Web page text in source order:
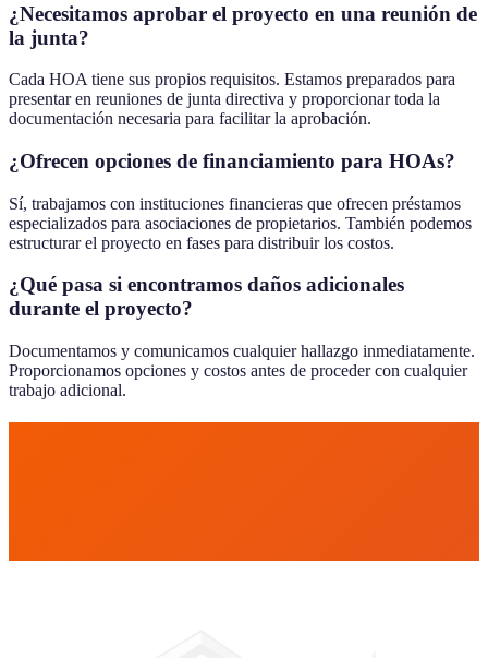
¿Necesitamos aprobar el proyecto en una reunión de
la junta?
Cada HOA tiene sus propios requisitos. Estamos preparados para
presentar en reuniones de junta directiva y proporcionar toda la
documentación necesaria para facilitar la aprobación.
¿Ofrecen opciones de financiamiento para HOAs?
Sí, trabajamos con instituciones financieras que ofrecen préstamos
especializados para asociaciones de propietarios. También podemos
estructurar el proyecto en fases para distribuir los costos.
¿Qué pasa si encontramos daños adicionales
durante el proyecto?
Documentamos y comunicamos cualquier hallazgo inmediatamente.
Proporcionamos opciones y costos antes de proceder con cualquier
trabajo adicional.